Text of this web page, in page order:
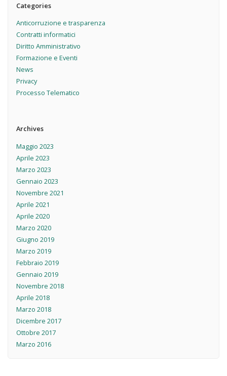
Categories
Anticorruzione e trasparenza
Contratti informatici
Diritto Amministrativo
Formazione e Eventi
News
Privacy
Processo Telematico
Archives
Maggio 2023
Aprile 2023
Marzo 2023
Gennaio 2023
Novembre 2021
Aprile 2021
Aprile 2020
Marzo 2020
Giugno 2019
Marzo 2019
Febbraio 2019
Gennaio 2019
Novembre 2018
Aprile 2018
Marzo 2018
Dicembre 2017
Ottobre 2017
Marzo 2016